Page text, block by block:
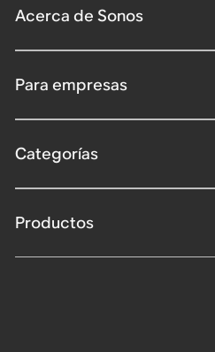
Acerca de Sonos
Para empresas
Categorías
Productos